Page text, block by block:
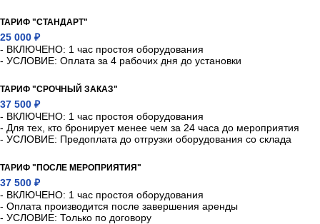
ТАРИФ "СТАНДАРТ"
25 000 ₽
- ВКЛЮЧЕНО: 1 час простоя оборудования
- УСЛОВИЕ: Оплата за 4 рабочих дня до установки
ТАРИФ "СРОЧНЫЙ ЗАКАЗ"
37 500 ₽
- ВКЛЮЧЕНО: 1 час простоя оборудования
- Для тех, кто бронирует менее чем за 24 часа до мероприятия
- УСЛОВИЕ: Предоплата до отгрузки оборудования со склада
ТАРИФ "ПОСЛЕ МЕРОПРИЯТИЯ"
37 500 ₽
- ВКЛЮЧЕНО: 1 час простоя оборудования
- Оплата производится после завершения аренды
- УСЛОВИЕ: Только по договору